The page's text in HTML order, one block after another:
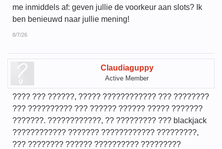
me inmiddels af: geven jullie de voorkeur aan slots? Ik
ben benieuwd naar jullie mening!
8/7/26
Claudiaguppy
Active Member
???? ??? ??????, ????? ???????????? ??? ????????
??? ?????????? ??? ?????? ?????? ????? ???????
???????. ????????????, ?? ????????? ??? blackjack
???????????? ??????? ???????????? ?????????,
??? ???????? ?????? ?????????? ?????????